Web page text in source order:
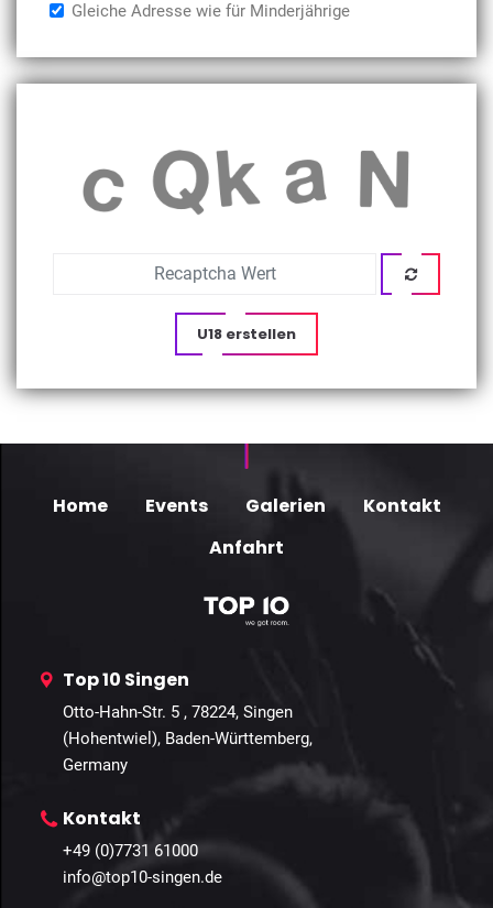
Gleiche Adresse wie für Minderjährige
U18 erstellen
Home Events Galerien
Kontakt
Anfahrt
Top 10 Singen
Otto-Hahn-Str. 5 , 78224, Singen
(Hohentwiel), Baden-Württemberg,
Germany
Kontakt
+49 (0)7731 61000
info@top10-singen.de